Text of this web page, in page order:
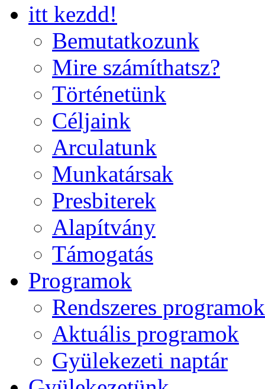
itt kezdd!
Bemutatkozunk
Mire számíthatsz?
Történetünk
Céljaink
Arculatunk
Munkatársak
Presbiterek
Alapítvány
Támogatás
Programok
Rendszeres programok
Aktuális programok
Gyülekezeti naptár